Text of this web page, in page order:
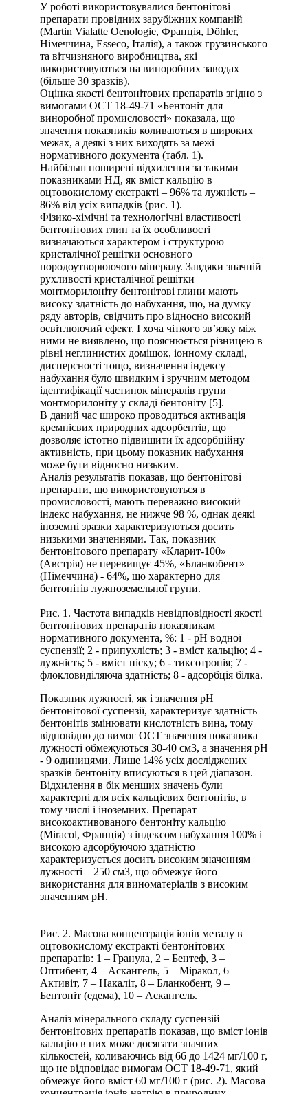
У роботі використовувалися бентонітові
препарати провідних зарубіжних компаній
(Martin Vialatte Oenologie, Франція, Döhler,
Німеччина, Esseco, Італія), а також грузинського
та вітчизняного виробництва, які
використовуються на виноробних заводах
(більше 30 зразків).
Оцінка якості бентонітових препаратів згідно з
вимогами ОСТ 18-49-71 «Бентоніт для
виноробної промисловості» показала, що
значення показників коливаються в широких
межах, а деякі з них виходять за межі
нормативного документа (табл. 1).
Найбільш поширені відхилення за такими
показниками НД, як вміст кальцію в
оцтовокислому екстракті – 96% та лужність –
86% від усіх випадків (рис. 1).
Фізико-хімічні та технологічні властивості
бентонітових глин та їх особливості
визначаються характером і структурою
кристалічної решітки основного
породоутворюючого мінералу. Завдяки значній
рухливості кристалічної решітки
монтморилоніту бентонітові глини мають
високу здатність до набухання, що, на думку
ряду авторів, свідчить про відносно високий
освітлюючий ефект. І хоча чіткого зв’язку між
ними не виявлено, що пояснюється різницею в
рівні неглинистих домішок, іонному складі,
дисперсності тощо, визначення індексу
набухання було швидким і зручним методом
ідентифікації частинок мінералів групи
монтморилоніту у складі бентоніту [5].
В даний час широко проводиться активація
кремнієвих природних адсорбентів, що
дозволяє істотно підвищити їх адсорбційну
активність, при цьому показник набухання
може бути відносно низьким.
Аналіз результатів показав, що бентонітові
препарати, що використовуються в
промисловості, мають переважно високий
індекс набухання, не нижче 98 %, однак деякі
іноземні зразки характеризуються досить
низькими значеннями. Так, показник
бентонітового препарату «Кларит-100»
(Австрія) не перевищує 45%, «Бланкобент»
(Німеччина) - 64%, що характерно для
бентонітів лужноземельної групи.
Рис. 1. Частота випадків невідповідності якості
бентонітових препаратів показникам
нормативного документа, %: 1 - рН водної
суспензії; 2 - припухлість; 3 - вміст кальцію; 4 -
лужність; 5 - вміст піску; 6 - тиксотропія; 7 -
флокловиділяюча здатність; 8 - адсорбція білка.
Показник лужності, як і значення рН
бентонітової суспензії, характеризує здатність
бентонітів змінювати кислотність вина, тому
відповідно до вимог ОСТ значення показника
лужності обмежуються 30-40 см3, а значення рН
- 9 одиницями. Лише 14% усіх досліджених
зразків бентоніту вписуються в цей діапазон.
Відхилення в бік менших значень були
характерні для всіх кальцієвих бентонітів, в
тому числі і іноземних. Препарат
високоактивованого бентоніту кальцію
(Miracol, Франція) з індексом набухання 100% і
високою адсорбуючою здатністю
характеризується досить високим значенням
лужності – 250 см3, що обмежує його
використання для виноматеріалів з високим
значенням рН.
Рис. 2. Масова концентрація іонів металу в
оцтовокислому екстракті бентонітових
препаратів: 1 – Гранула, 2 – Бентеф, 3 –
Оптибент, 4 – Аскангель, 5 – Міракол, 6 –
Активіт, 7 – Накаліт, 8 – Бланкобент, 9 –
Бентоніт (едема), 10 – Аскангель.
Аналіз мінерального складу суспензій
бентонітових препаратів показав, що вміст іонів
кальцію в них може досягати значних
кількостей, коливаючись від 66 до 1424 мг/100 г,
що не відповідає вимогам ОСТ 18-49-71, який
обмежує його вміст 60 мг/100 г (рис. 2). Масова